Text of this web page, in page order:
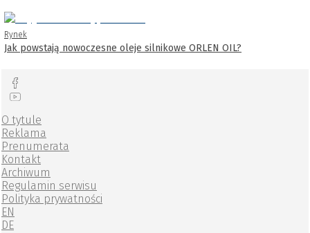
Rynek
Jak powstają nowoczesne oleje silnikowe ORLEN OIL?
O tytule
Reklama
Prenumerata
Kontakt
Archiwum
Regulamin serwisu
Polityka prywatności
EN
DE